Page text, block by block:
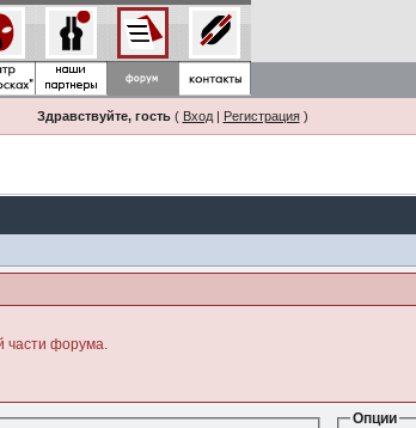
Здравствуйте, гость( Вход| Регистрация)
части форума.
Опции